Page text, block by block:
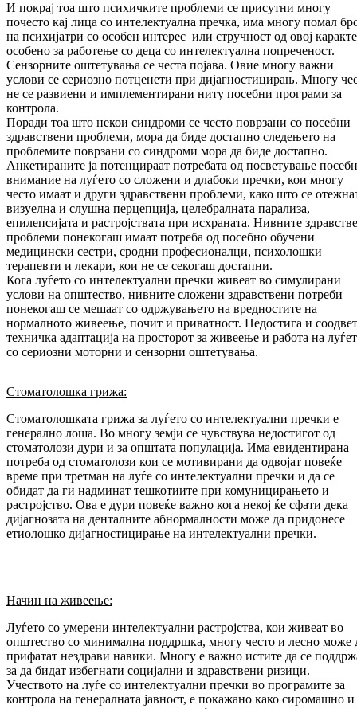
И покрај тоа што психичките проблеми се присутни многу
почесто кај лица со интелектуална пречка, има многу помал
на психијатри со особен интерес или стручност од овој
особено за работење со деца со интелектуална попреченост.
Сензорните оштетувања се честа појава. Овие многу важни
услови се сериозно потценети при дијагностицирањ. Многу
не се развиени и имплементирани ниту посебни програми за
контрола.
Поради тоа што некои синдроми се често поврзани со посебни
здравствени проблеми, мора да биде достапно следењето на
проблемите поврзани со синдроми мора да биде достапно.
Анкетираните ја потенцираат потребата од посветување
внимание на луѓето со сложени и длабоки пречки, кои многу
често имаат и други здравствени проблеми, како што се
визуелна и слушна перцепција, целебралната парализа,
епилепсијата и растројствата при исхраната. Нивните
проблеми понекогаш имаат потреба од посебно обучени
медицински сестри, сродни професионалци, психолошки
терапевти и лекари, кои не се секогаш достапни.
Кога луѓето со интелектуални пречки живеат во симулирани
услови на општество, нивните сложени здравствени потреби
понекогаш се мешаат со одржувањето на вредностите на
нормалното живеење, почит и приватност. Недостига и
техничка адаптација на просторот за живеење и работа на
со сериозни моторни и сензорни оштетувања.
Стоматолошка грижа:
Стоматолошката грижа за луѓето со интелектуални пречки е
генерално лоша. Во многу земји се чувствува недостигот од
стоматолози дури и за општата популација. Има евидентирана
потреба од стоматолози кои се мотивирани да одвојат повеќе
време при третман на луѓе со интелектуални пречки и да се
обидат да ги надминат тешкотиите при комуницирањето и
растројство. Ова е дури повеќе важно кога некој ќе сфати дека
дијагнозата на денталните абнормалности може да придонесе
етиолошко дијагностицирање на интелектуални пречки.
Начин на живеење:
Луѓето со умерени интелектуални растројства, кои живеат во
општество со минимална поддршка, многу често и лесно може
прифатат нездрави навики. Многу е важно истите да се
за да бидат избегнати социјални и здравствени ризици.
Учеството на луѓе со интелектуални пречки во програмите за
контрола на генералната јавност, е покажано како сиромашно и